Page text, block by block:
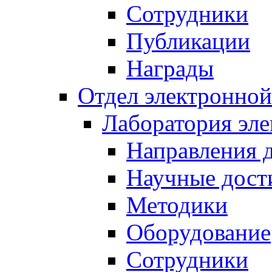
Сотрудники
Публикации
Награды
Отдел
Лаборатория
Направления
Научные
Методики
Оборудование
Сотрудники